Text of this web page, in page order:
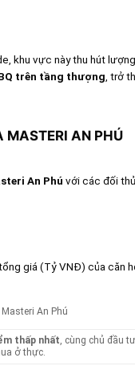
khu vực này thu hút
trên tầng thượng , trở
MASTERI AN PHÚ
An Phú với các đối
giá (Tỷ VNĐ) của căn
An Phú
thấp nhất, cùng chủ đầu
ở thực.